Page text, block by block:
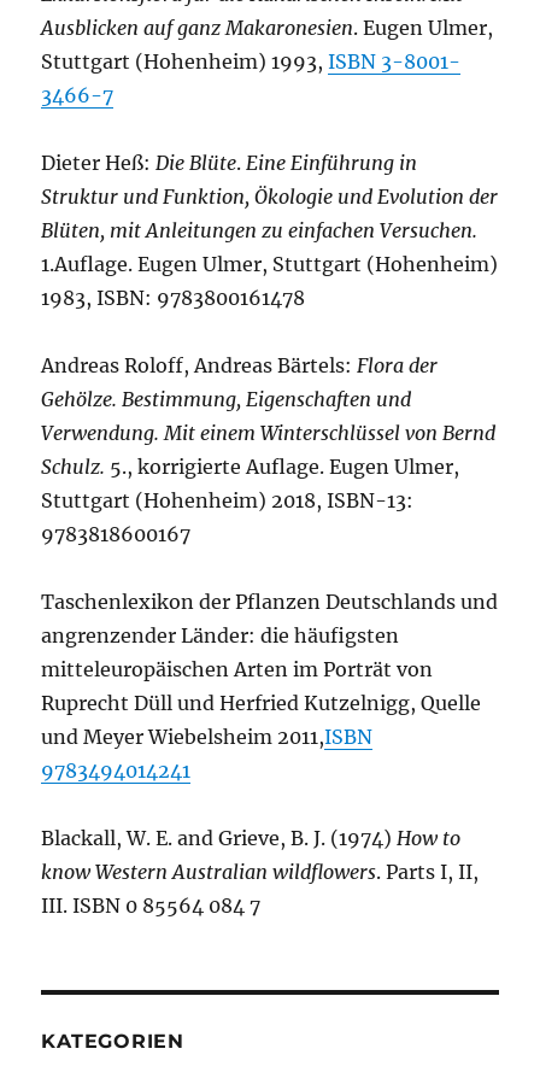
Ausblicken auf ganz Makaronesien. Eugen Ulmer,
Stuttgart (Hohenheim) 1993,ISBN 3-8001-
3466-7
Dieter Heß: Die Blüte. Eine Einführung in
Struktur und Funktion, Ökologie und Evolution der
Blüten, mit Anleitungen zu einfachen Versuchen.
1.Auflage. Eugen Ulmer, Stuttgart (Hohenheim)
1983, ISBN: 9783800161478
Andreas Roloff, Andreas Bärtels: Flora der
Gehölze. Bestimmung, Eigenschaften und
Verwendung. Mit einem Winterschlüssel von Bernd
Schulz. 5., korrigierte Auflage. Eugen Ulmer,
Stuttgart (Hohenheim) 2018, ISBN-13:
9783818600167
Taschenlexikon der Pflanzen Deutschlands und
angrenzender Länder: die häufigsten
mitteleuropäischen Arten im Porträt von
Ruprecht Düll und Herfried Kutzelnigg, Quelle
und Meyer Wiebelsheim 2011,ISBN
9783494014241
Blackall, W. E. and Grieve, B. J. (1974) How to
know Western Australian wildflowers. Parts I, II,
III. ISBN 0 85564 084 7
KATEGORIEN